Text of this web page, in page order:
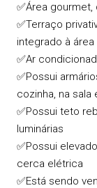
✅Área
✅Terraço
integrado à
✅Ar
✅Possui
cozinha, na sala
✅Possui teto
luminárias
✅Possui
cerca elétrica
✅Está sendo